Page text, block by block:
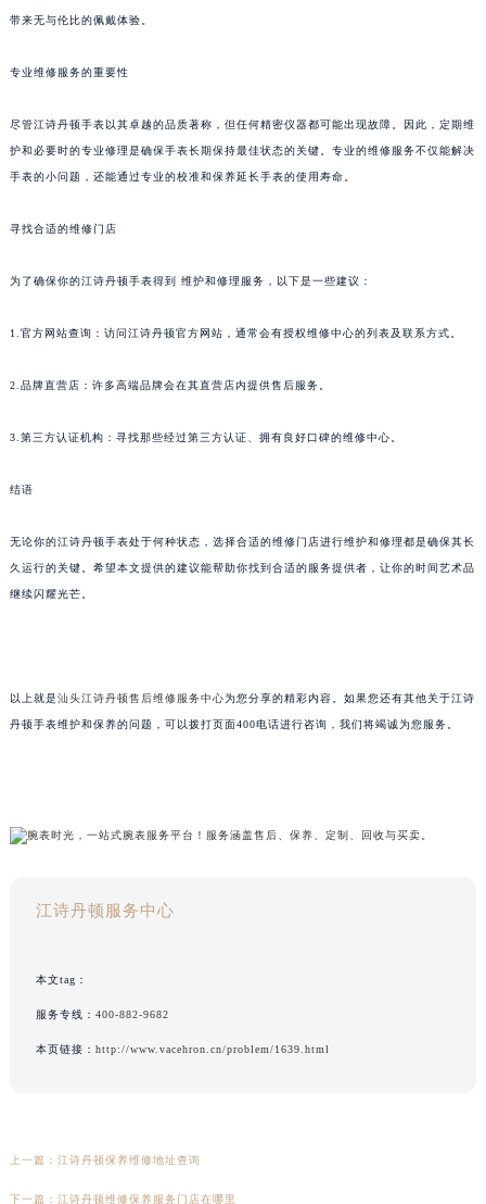
带来无与伦比的佩戴体验。
专业维修服务的重要性
尽管江诗丹顿手表以其卓越的品质著称，但任何精密仪器都可能出现故障。因此，定期维
护和必要时的专业修理是确保手表长期保持最佳状态的关键。专业的维修服务不仅能解决
手表的小问题，还能通过专业的校准和保养延长手表的使用寿命。
寻找合适的维修门店
为了确保你的江诗丹顿手表得到 维护和修理服务，以下是一些建议：
1.官方网站查询：访问江诗丹顿官方网站，通常会有授权维修中心的列表及联系方式。
2.品牌直营店：许多高端品牌会在其直营店内提供售后服务。
3.第三方认证机构：寻找那些经过第三方认证、拥有良好口碑的维修中心。
结语
无论你的江诗丹顿手表处于何种状态，选择合适的维修门店进行维护和修理都是确保其长
久运行的关键。希望本文提供的建议能帮助你找到合适的服务提供者，让你的时间艺术品
继续闪耀光芒。
以上就是汕头江诗丹顿售后维修服务中心为您分享的精彩内容。如果您还有其他关于江诗
丹顿手表维护和保养的问题，可以拨打页面400电话进行咨询，我们将竭诚为您服务。
江诗丹顿服务中心
本文tag：
服务专线： 400-882-9682
本页链接： http://www.vacehron.cn/problem/1639.html
上一篇： 江诗丹顿保养维修地址查询
下一篇： 江诗丹顿维修保养服务门店在哪里